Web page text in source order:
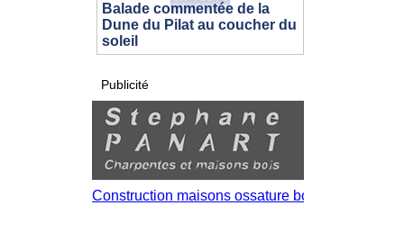
Balade commentée de la
Dune du Pilat au coucher du
soleil
Publicité